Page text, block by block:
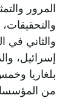
المرور
والثاني في
إسرائيل،
بلغاريا
من